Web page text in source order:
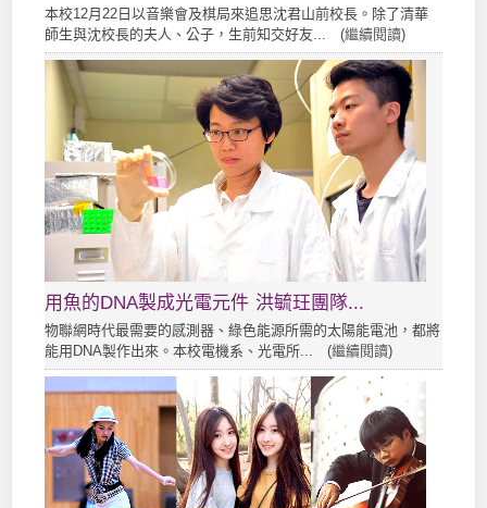
本校12月22日以音樂會及棋局來追思沈君山前校長。除了清華
師生與沈校長的夫人、公子，生前知交好友... (繼續閱讀)
用魚的DNA製成光電元件 洪毓玨團隊...
物聯網時代最需要的感測器、綠色能源所需的太陽能電池，都將
能用DNA製作出來。本校電機系、光電所... (繼續閱讀)